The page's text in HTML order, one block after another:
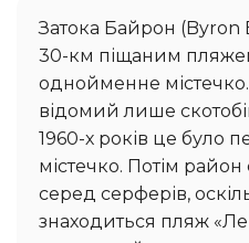
Затока Байрон (Byron Bay) – чудова гавань з
30-км піщаним
однойменне містечко.
відомий лише
1960-х років це було
містечко. Потім
серед серферів,
знаходиться пляж